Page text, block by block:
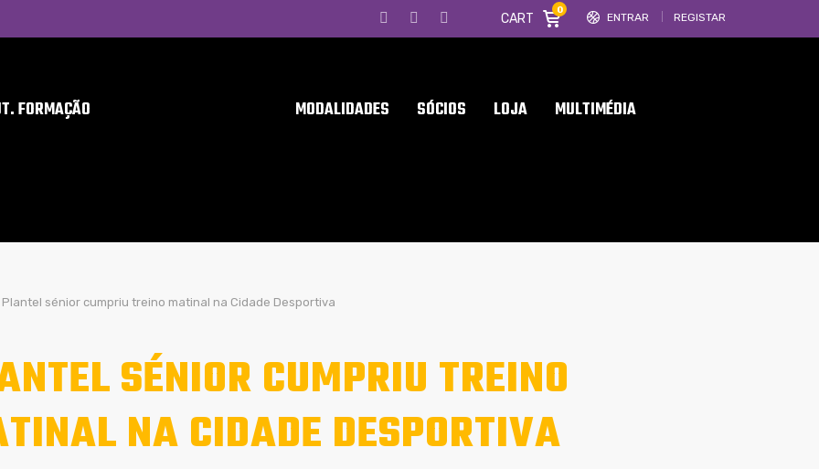
ENTRAR REGISTAR
CART
0
FORMAÇÃO MODALIDADES SÓCIOS LOJA MULTIMÉDIA
Plantel sénior cumpriu treino matinal na Cidade Desportiva
SÉNIOR CUMPRIU TREINO
NA CIDADE DESPORTIVA